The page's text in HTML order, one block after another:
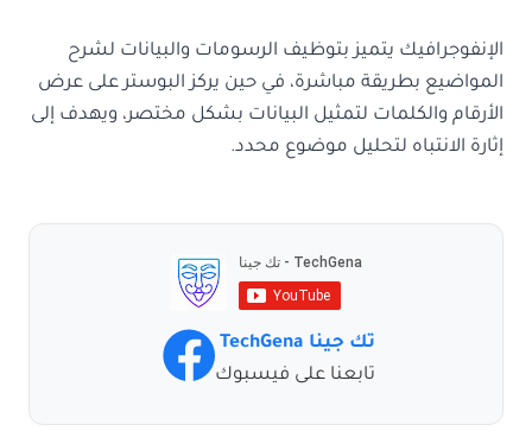
الإنفوجرافيك يتميز بتوظيف الرسومات والبيانات لشرح
المواضيع بطريقة مباشرة، في حين يركز البوستر على عرض
الأرقام والكلمات لتمثيل البيانات بشكل مختصر، ويهدف إلى
إثارة الانتباه لتحليل موضوع محدد.
تك جينا TechGena
تابعنا على فيسبوك